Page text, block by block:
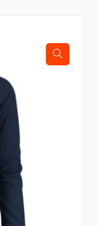
sivulla.